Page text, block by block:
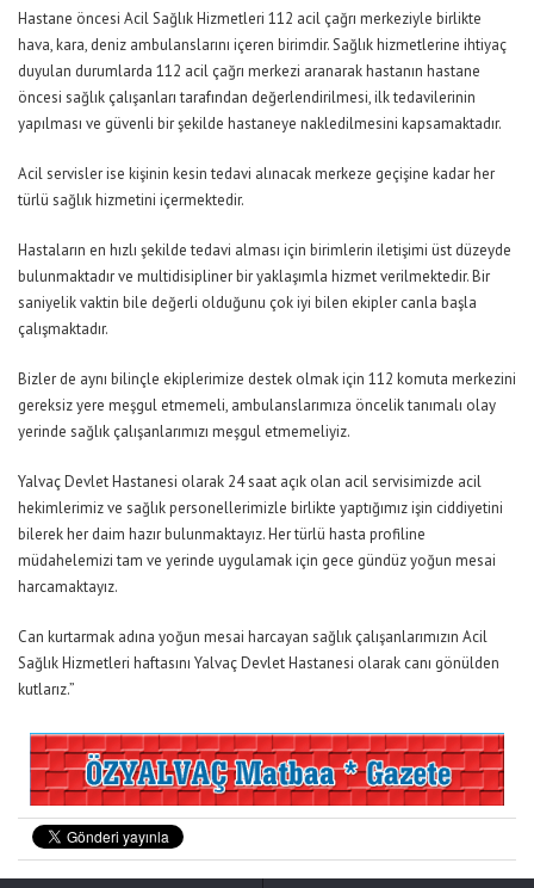
Hastane öncesi Acil Sağlık Hizmetleri 112 acil çağrı merkeziyle birlikte
hava, kara, deniz ambulanslarını içeren birimdir. Sağlık hizmetlerine ihtiyaç
duyulan durumlarda 112 acil çağrı merkezi aranarak hastanın hastane
öncesi sağlık çalışanları tarafından değerlendirilmesi, ilk tedavilerinin
yapılması ve güvenli bir şekilde hastaneye nakledilmesini kapsamaktadır.
Acil servisler ise kişinin kesin tedavi alınacak merkeze geçişine kadar her
türlü sağlık hizmetini içermektedir.
Hastaların en hızlı şekilde tedavi alması için birimlerin iletişimi üst düzeyde
bulunmaktadır ve multidisipliner bir yaklaşımla hizmet verilmektedir. Bir
saniyelik vaktin bile değerli olduğunu çok iyi bilen ekipler canla başla
çalışmaktadır.
Bizler de aynı bilinçle ekiplerimize destek olmak için 112 komuta merkezini
gereksiz yere meşgul etmemeli, ambulanslarımıza öncelik tanımalı olay
yerinde sağlık çalışanlarımızı meşgul etmemeliyiz.
Yalvaç Devlet Hastanesi olarak 24 saat açık olan acil servisimizde acil
hekimlerimiz ve sağlık personellerimizle birlikte yaptığımız işin ciddiyetini
bilerek her daim hazır bulunmaktayız. Her türlü hasta profiline
müdahelemizi tam ve yerinde uygulamak için gece gündüz yoğun mesai
harcamaktayız.
Can kurtarmak adına yoğun mesai harcayan sağlık çalışanlarımızın Acil
Sağlık Hizmetleri haftasını Yalvaç Devlet Hastanesi olarak canı gönülden
kutlarız.”